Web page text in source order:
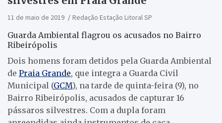
11 de maio de 2019 Redação Estação Litoral SP
Guarda Ambiental flagrou os acusados no Bairro
Ribeirópolis
Dois homens foram detidos pela Guarda Ambiental
de Praia Grande, que integra a Guarda Civil
Municipal (GCM), na tarde de quinta-feira (9), no
Bairro Ribeirópolis, acusados de capturar 16
pássaros silvestres. Com a dupla foram